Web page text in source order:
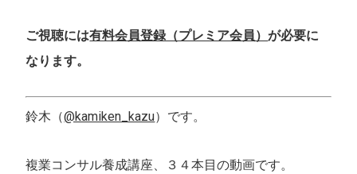
ご視聴には有料会員登録（プレミア会員）が必要に
なります。
鈴木（@kamiken_kazu）です。
複業コンサル養成講座、３４本目の動画です。